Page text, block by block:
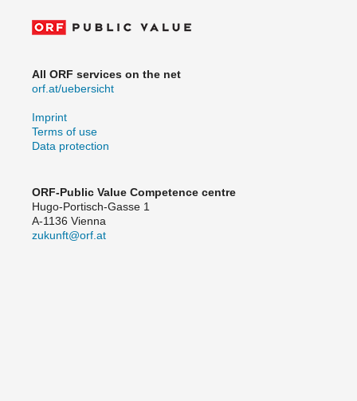
All ORF services on the net
orf.at/uebersicht
Imprint
Terms of use
Data protection
ORF-Public Value Competence centre
Hugo-Portisch-Gasse 1
A-1136 Vienna
zukunft@orf.at